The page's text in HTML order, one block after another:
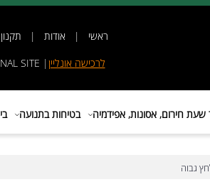
|אודות |תקנון |
לרכישהאונליין|
SITE
אסונות, אפידמיה בטיחות בתנועה ביתני